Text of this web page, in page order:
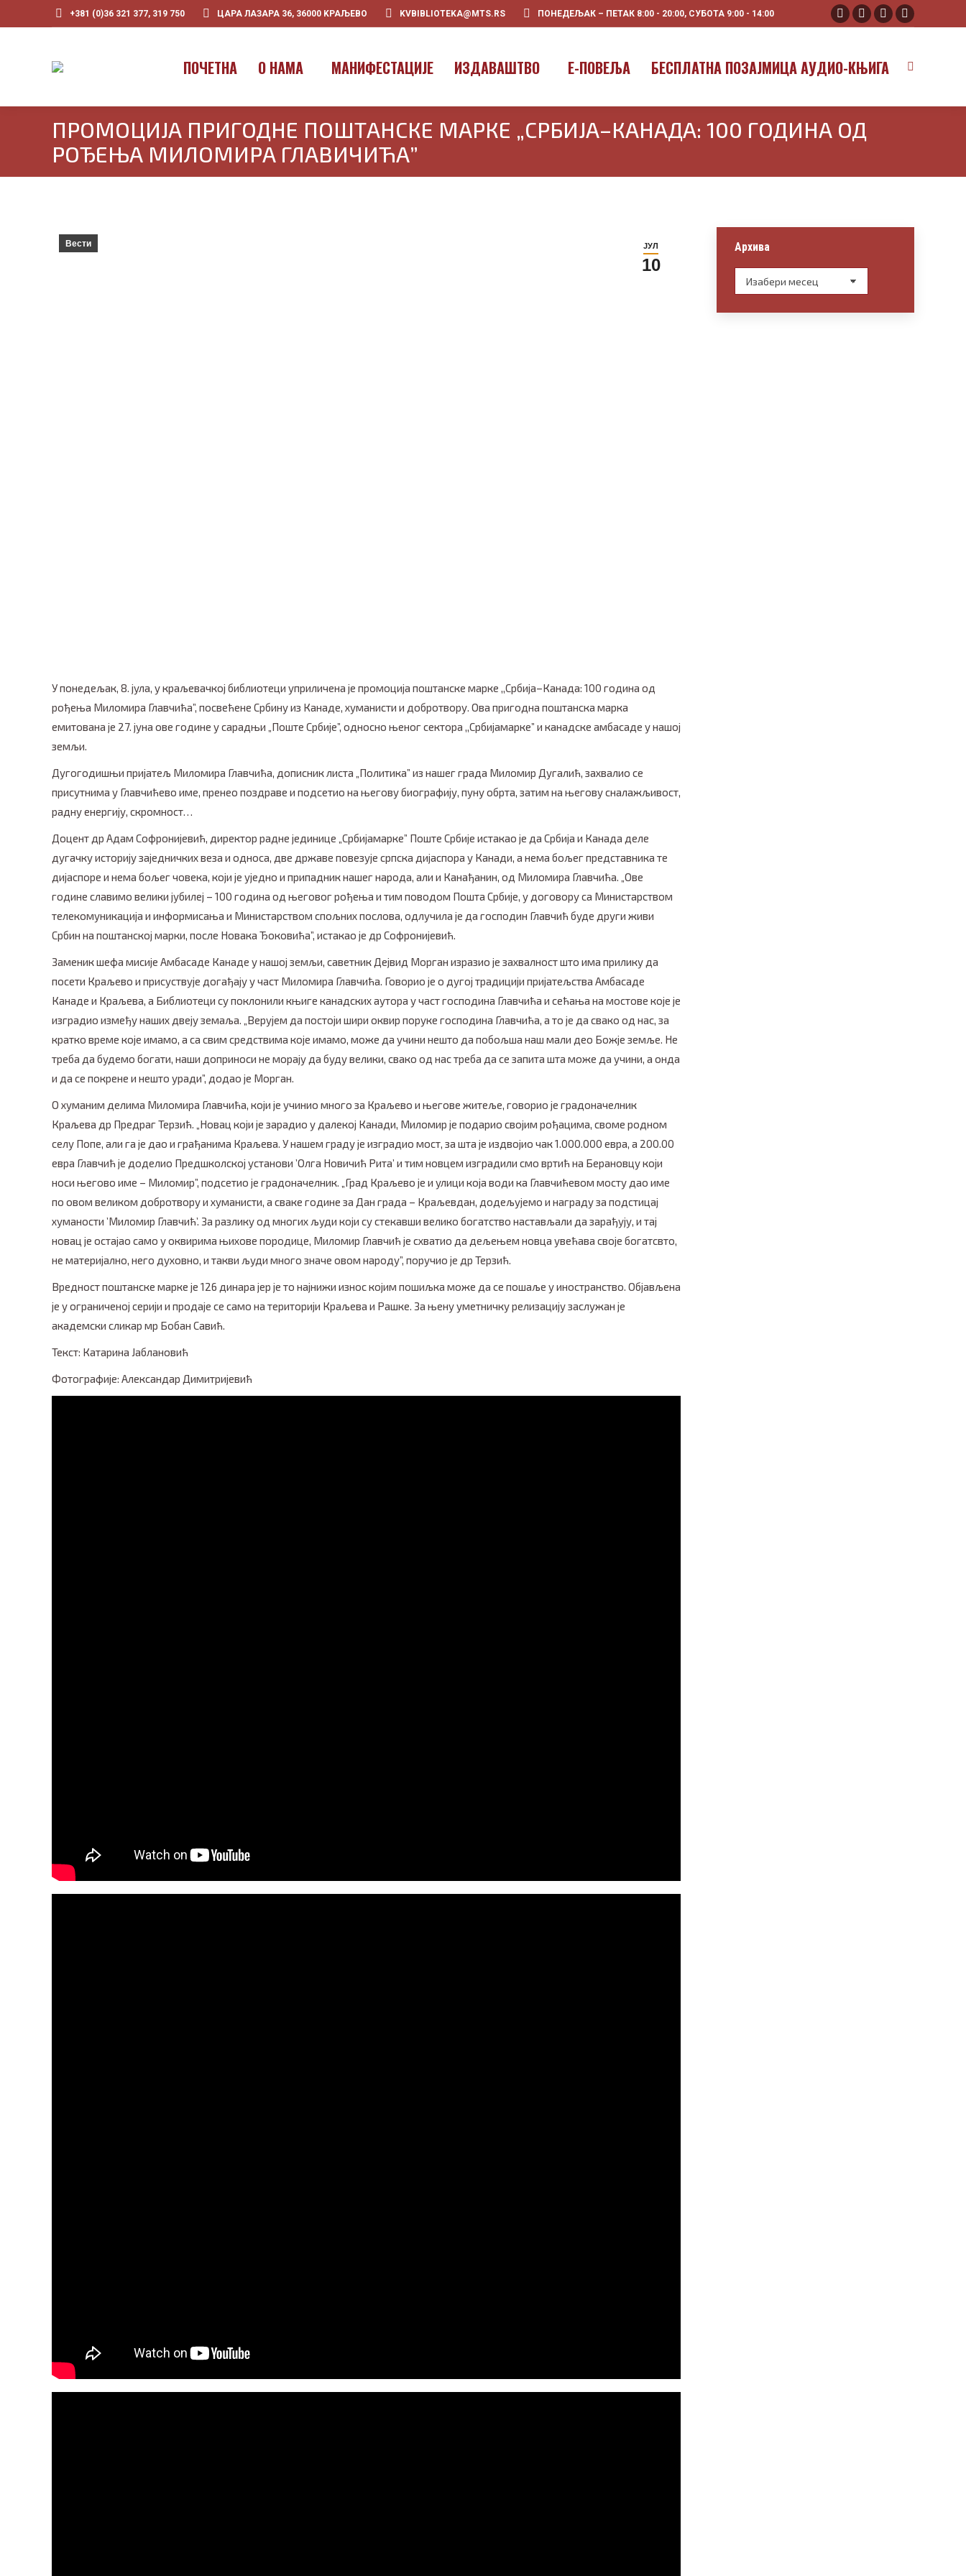
+381 (0)36 321 377, 319 750 ЦАРА ЛАЗАРА 36, 36000 KРАЉЕВО KVBIBLIOTEKA@MTS.RS ПОНЕДЕЉАК – ПЕТАК 8:00 - 20:00, СУБОТА 9:00 - 14:00
Facebook
opens
YouTube
opens
Instagram
opens
X
opens
ПOЧЕТНА О НАМА МАНИФЕСТАЦИЈЕ ИЗДАВАШТВО E-ПОВЕЉА БЕСПЛАТНА ПОЗАЈМИЦА АУДИО-КЊИГА Search:
ПРОМОЦИЈА ПРИГОДНЕ ПОШТАНСКЕ МАРКЕ „СРБИЈА–КАНАДА: 100 ГОДИНА ОД
РОЂЕЊА МИЛОМИРА ГЛАВИЧИЋА”
ЈУЛ
10
Вести
У понедељак, 8. јула, у краљевачкој библиотеци уприличена је промоција поштанске марке ,,Србија–Канада: 100 година од
рођења Миломира Главчића”, посвећене Србину из Канаде, хуманисти и добротвору. Ова пригодна поштанска марка
емитована је 27. јуна ове године у сарадњи „Поште Србије”, односно њеног сектора ,,Србијамарке” и канадске амбасаде у нашој
земљи.
Дугогодишњи пријатељ Миломира Главчића, дописник листа „Политика” из нашег града Миломир Дугалић, захвалио се
присутнима у Главчићево име, пренео поздраве и подсетио на његову биографију, пуну обрта, затим на његову сналажљивост,
радну енергију, скромност…
Доцент др Адам Софронијевић, директор радне јединице „Србијамарке” Поште Србије истакао је да Србија и Канада деле
дугачку историју заједничких веза и односа, две државе повезује српска дијаспора у Канади, а нема бољег представника те
дијаспоре и нема бољег човека, који је уједно и припадник нашег народа, али и Канађанин, од Миломира Главчића. „Ове
године славимо велики јубилеј – 100 година од његовог рођења и тим поводом Пошта Србије, у договору са Министарством
телекомуникација и информисања и Министарством спољних послова, одлучила је да господин Главчић буде други живи
Србин на поштанској марки, после Новака Ђоковића”, истакао је др Софронијевић.
Заменик шефа мисије Амбасаде Канаде у нашој земљи, саветник Дејвид Морган изразио је захвалност што има прилику да
посети Краљево и присуствује догађају у част Миломира Главчића. Говорио је о дугој традицији пријатељства Амбасаде
Канаде и Краљева, а Библиотеци су поклонили књиге канадских аутора у част господина Главчића и сећања на мостове које је
изградио између наших двеју земаља. „Верујем да постоји шири оквир поруке господина Главчића, а то је да свако од нас, за
кратко време које имамо, а са свим средствима које имамо, може да учини нешто да побољша наш мали део Божје земље. Не
треба да будемо богати, наши доприноси не морају да буду велики, свако од нас треба да се запита шта може да учини, а онда
и да се покрене и нешто уради”, додао је Морган.
О хуманим делима Миломира Главчића, који је учинио много за Краљево и његове житеље, говорио је градоначелник
Краљева др Предраг Терзић. „Новац који је зарадио у далекој Канади, Миломир је подарио својим рођацима, своме родном
селу Попе, али га је дао и грађанима Краљева. У нашем граду је изградио мост, за шта је издвојио чак 1.000.000 евра, а 200.00
евра Главчић је доделио Предшколској установи ’Олга Новичић Рита’ и тим новцем изградили смо вртић на Берановцу који
носи његово име – Миломир”, подсетио је градоначелник. „Град Краљево је и улици која води ка Главчићевом мосту дао име
по овом великом добротвору и хуманисти, а сваке године за Дан града – Краљевдан, додељујемо и награду за подстицај
хуманости ’Миломир Главчић’. За разлику од многих људи који су стекавши велико богатство настављали да зарађују, и тај
новац је остајао само у оквирима њихове породице, Миломир Главчић је схватио да дељењем новца увећава своје богатсвто,
не материјално, него духовно, и такви људи много значе овом народу”, поручио је др Терзић.
Вредност поштанске марке је 126 динара јер је то најнижи износ којим пошиљка може да се пошаље у иностранство. Објављена
је у ограниченој серији и продаје се само на територији Краљева и Рашке. За њену уметничку релизацију заслужан је
академски сликар мр Бобан Савић.
Текст: Катарина Јаблановић
Фотографије: Александар Димитријевић
Архива
Архива